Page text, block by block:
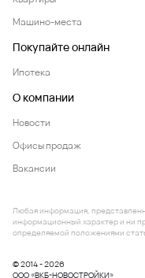
Машино-места
Покупайте онлайн
Ипотека
О компании
Новости
Офисы продаж
Вакансии
© 2014 - 2026
ООО «ВКБ-НОВОСТРОЙКИ»
Любая информация,
информационный характер и ни
определяемой положениями